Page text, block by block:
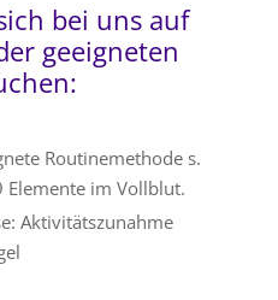
bei uns auf
geeigneten
Routinemethode s.
im Vollblut.
Aktivitätszunahme